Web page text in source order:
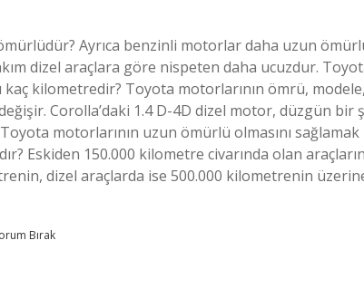
Ayrıca benzinli motorlar daha uzun
dizel araçlara göre nispeten daha ucuzdur.
kilometredir? Toyota motorlarının ömrü, modele,
Corolla’daki 1.4 D-4D dizel motor, düzgün bir
motorlarının uzun ömürlü olmasını
Eskiden 150.000 kilometre civarında olan
dizel araçlarda ise 500.000 kilometrenin
Bırak